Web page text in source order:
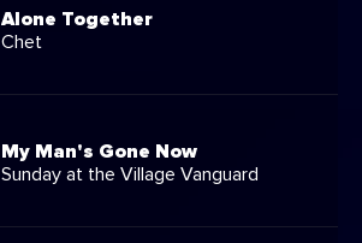
Alone Together
Chet
My Man's Gone Now
Sunday at the Village Vanguard